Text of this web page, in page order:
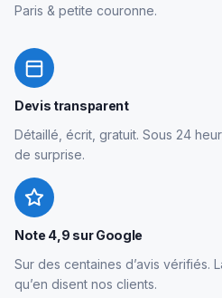
Paris & petite couronne.
Devis transparent
Détaillé, écrit, gratuit. Sous 24
de surprise.
Note 4,9 sur Google
Sur des centaines d’avis vérifiés.
qu’en disent nos clients.